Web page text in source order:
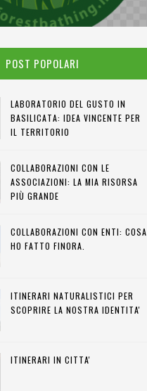
POST POPOLARI
LABORATORIO DEL GUSTO IN
BASILICATA: IDEA VINCENTE PER
IL TERRITORIO
COLLABORAZIONI CON LE
ASSOCIAZIONI: LA MIA RISORSA
PIÙ GRANDE
COLLABORAZIONI CON ENTI: COSA
HO FATTO FINORA.
ITINERARI NATURALISTICI PER
SCOPRIRE LA NOSTRA IDENTITA'
ITINERARI IN CITTA'